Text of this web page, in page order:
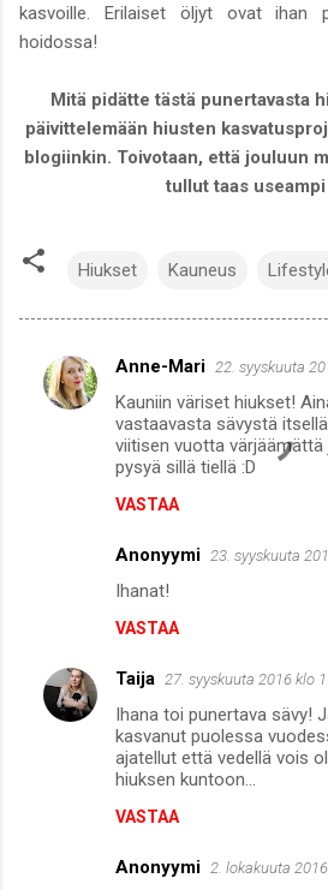
kasvoille. Erilaiset öljyt ovat ihan
hoidossa!
Mitä pidätte tästä punertavasta
päivittelemään hiusten
blogiinkin. Toivotaan, että jouluun
tullut taas useampi
Hiukset Kauneus
K
o
Anne-Mari 22. syyskuuta
Kauniin väriset hiukset!
vastaavasta sävystä
viitisen vuotta
pysyä sillä tiellä :D
VASTAA
Anonyymi 23. syyskuuta
Ihanat!
VASTAA
Taija 27. syyskuuta 2016 klo
Ihana toi punertava sävy!
kasvanut puolessa
ajatellut että vedellä vois
hiuksen kuntoon...
VASTAA
Anonyymi 2. lokakuuta